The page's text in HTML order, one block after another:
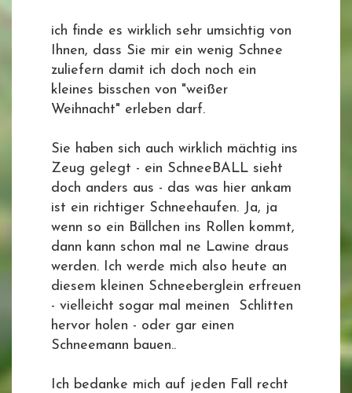
ich finde es wirklich sehr umsichtig von
Ihnen, dass Sie mir ein wenig Schnee
zuliefern damit ich doch noch ein
kleines bisschen von "weißer
Weihnacht" erleben darf.
Sie haben sich auch wirklich mächtig ins
Zeug gelegt - ein SchneeBALL sieht
doch anders aus - das was hier ankam
ist ein richtiger Schneehaufen. Ja, ja
wenn so ein Bällchen ins Rollen kommt,
dann kann schon mal ne Lawine draus
werden. Ich werde mich also heute an
diesem kleinen Schneeberglein erfreuen
- vielleicht sogar mal meinen Schlitten
hervor holen - oder gar einen
Schneemann bauen..
Ich bedanke mich auf jeden Fall recht